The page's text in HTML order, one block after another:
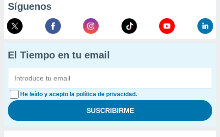
Síguenos
El Tiempo en tu email
He leído y acepto la política de privacidad.